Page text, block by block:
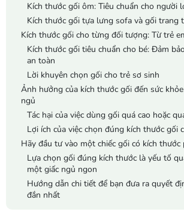
Kích thước gối ôm: Tiêu chuẩn cho người
Kích thước gối tựa lưng sofa và gối trang
Kích thước gối cho từng đối tượng: Từ trẻ
Kích thước gối tiêu chuẩn cho bé: Đảm
an toàn
Lời khuyên chọn gối cho trẻ sơ sinh
Ảnh hưởng của kích thước gối đến sức
ngủ
Tác hại của việc dùng gối quá cao hoặc
Lợi ích của việc chọn đúng kích thước gối
Hãy đầu tư vào một chiếc gối có kích thước
Lựa chọn gối đúng kích thước là yếu tố
một giấc ngủ ngon
Hướng dẫn chi tiết để bạn đưa ra quyết
đắn nhất